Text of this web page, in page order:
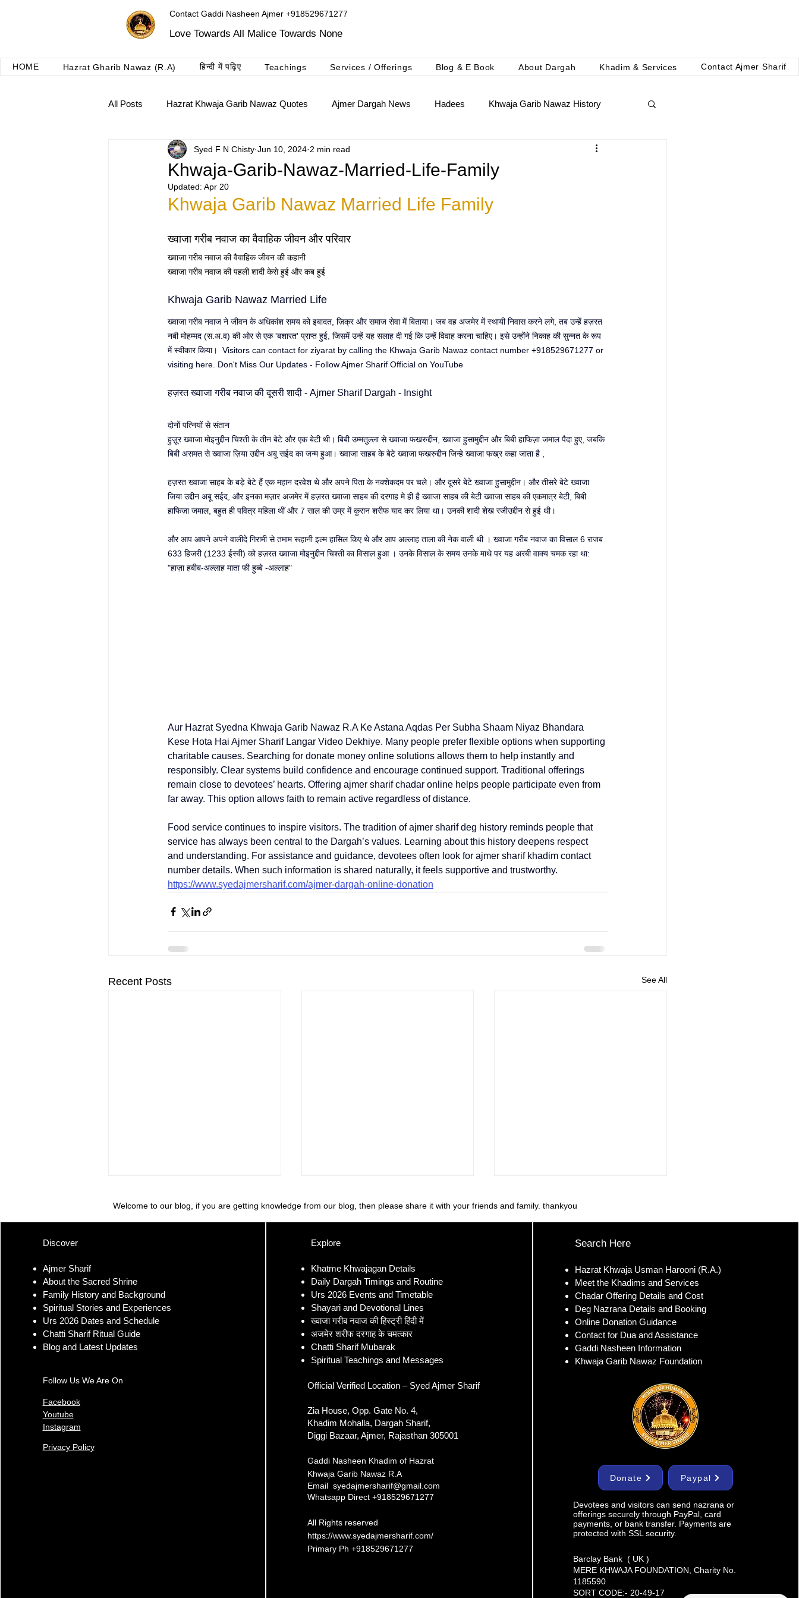
All Posts Hazrat Khwaja Garib Nawaz Quotes Ajmer Dargah News Hadees Khwaja Garib Nawaz History
Roshni dua ajmer Taalimat khwaja Gharib Nawaz
Khwaja-Garib-Nawaz-Married-Life-Family
Syed F N Chisty Jun 10, 2024 2 min read
Updated: Apr 20
Khwaja Garib Nawaz Married Life Family
ख्वाजा गरीब नवाज का वैवाहिक जीवन और परिवार
ख्वाजा गरीब नवाज की वैवाहिक जीवन की कहानी
ख्वाजा गरीब नवाज की पहली शादी केसे हुई और कब हुई
Khwaja Garib Nawaz Married Life
ख्वाजा गरीब नवाज ने जीवन के अधिकांश समय को इबादत, ज़िक्र और समाज सेवा में बिताया। जब वह अजमेर में स्थायी निवास करने लगे, तब उन्हें हज़रत
नबी मोहम्मद (स.अ.व) की ओर से एक 'बशारत' प्राप्त हुई, जिसमें उन्हें यह सलाह दी गई कि उन्हें विवाह करना चाहिए। इसे उन्होंने निकाह की सुन्नत के रूप
में स्वीकार किया।
Visitors can contact for ziyarat by calling the Khwaja Garib Nawaz contact number +918529671277 or
visiting here. Don't Miss Our Updates - Follow Ajmer Sharif Official on YouTube
हज़रत ख्वाजा गरीब नवाज की दूसरी शादी - Ajmer Sharif Dargah - Insight
दोनों पत्नियों से संतान
हुज़ूर ख्वाजा मोइनुद्दीन चिश्ती के तीन बेटे और एक बेटी थी। बिबी उम्मतुल्ला से ख्वाजा फखरुद्दीन, ख्वाजा हुसामुद्दीन और बिबी हाफिज़ा जमाल पैदा हुए, जबकि
बिबी असमत से ख्वाजा ज़िया उद्दीन अबू सईद का जन्म हुआ। ख्वाजा साहब के बेटे ख्वाजा फखरुद्दीन जिन्हे ख्वाजा फख्र कहा जाता है ,
हज़रत ख्वाजा साहब के बड़े बेटे हैं एक महान दरवेश थे और अपने पिता के नक्शेकदम पर चले। और दूसरे बेटे ख्वाजा हुसामुद्दीन। और तीसरे बेटे ख्वाजा
जिया उद्दीन अबू सईद, और इनका मज़ार अजमेर में हज़रत ख्वाजा साहब की दरगाह मे ही है ख्वाजा साहब की बेटी ख्वाजा साहब की एकमात्र बेटी, बिबी
हाफिज़ा जमाल, बहुत ही पवित्र महिला थीं और 7 साल की उम्र में कुरान शरीफ याद कर लिया था। उनकी शादी शेख रजीउद्दीन से हुई थी।
और आप आपने अपने वालीदे गिरामी से तमाम रूहानी इल्म हासिल किए थे और आप अल्लाह ताला की नेक वाली थी । ख्वाजा गरीब नवाज का विसाल 6 राजब
633 हिजरी (1233 ईस्वी) को हज़रत ख्वाजा मोइनुद्दीन चिश्ती का विसाल हुआ । उनके विसाल के समय उनके माथे पर यह अरबी वाक्य चमक रहा था:
"हाज़ा हबीब-अल्लाह माता फी हुब्बे -अल्लाह"
Aur Hazrat Syedna Khwaja Garib Nawaz R.A Ke Astana Aqdas Per Subha Shaam Niyaz Bhandara
Kese Hota Hai Ajmer Sharif Langar Video Dekhiye. Many people prefer flexible options when supporting
charitable causes. Searching for donate money online solutions allows them to help instantly and
responsibly. Clear systems build confidence and encourage continued support. Traditional offerings
remain close to devotees’ hearts. Offering ajmer sharif chadar online helps people participate even from
far away. This option allows faith to remain active regardless of distance.
Food service continues to inspire visitors. The tradition of ajmer sharif deg history reminds people that
service has always been central to the Dargah’s values. Learning about this history deepens respect
and understanding. For assistance and guidance, devotees often look for ajmer sharif khadim contact
number details. When such information is shared naturally, it feels supportive and trustworthy.
https://www.syedajmersharif.com/ajmer-dargah-online-donation
Recent Posts See All
Ajmer Sharif Dargah
Importance and Ya Garib
Nawaz Teachings
Khwaja Ajmer Sharif Dargah
Ziyarat History and Visitor
Guide
Ajmer Sharif Dargah Full
Address Contact and Ziyarat
Welcome to our blog, if you are getting knowledge from our blog, then please share it with your friends and family. thankyou
Contact Gaddi Nasheen Ajmer +918529671277​
Love Towards All Malice Towards None
HOME Hazrat Gharib Nawaz (R.A) हिन्दी में पढ़िए Teachings Services / Offerings Blog & E Book About Dargah Khadim & Services Contact Ajmer Sharif
Discover
Ajmer Sharif
About the Sacred Shrine
Family History and Background
Spiritual Stories and Experiences
Urs 2026 Dates and Schedule
Chatti Sharif Ritual Guide
Blog and Latest Updates
Follow Us We Are On
Facebook
Youtube
Instagram
Privacy Policy
Explore
Khatme Khwajagan Details
Daily Dargah Timings and Routine
Urs 2026 Events and Timetable
Shayari and Devotional Lines
ख्वाजा गरीब नवाज की हिस्ट्री हिंदी में
अजमेर शरीफ दरगाह के चमत्कार
Chatti Sharif Mubarak
Spiritual Teachings and Messages
Official Verified Location – Syed Ajmer Sharif
Zia House, Opp. Gate No. 4,
Khadim Mohalla, Dargah Sharif,
Diggi Bazaar, Ajmer, Rajasthan 305001
Gaddi Nasheen Khadim of Hazrat
Khwaja Garib Nawaz R.A
Email syedajmersharif@gmail.com
Whatsapp Direct +918529671277​
All Rights reserved
https://www.syedajmersharif.com/
Primary Ph +918529671277​
Search Here
Hazrat Khwaja Usman Harooni (R.A.)
Meet the Khadims and Services
Chadar Offering Details and Cost
Deg Nazrana Details and Booking
Online Donation Guidance
Contact for Dua and Assistance
Gaddi Nasheen Information
Khwaja Garib Nawaz Foundation
Donate Paypal
Devotees and visitors can send nazrana or
offerings securely through PayPal, card
payments, or bank transfer. Payments are
protected with SSL security.
Barclay Bank ( UK )
MERE KHWAJA FOUNDATION, Charity No.
1185590​
SORT CODE:- 20-49-17​